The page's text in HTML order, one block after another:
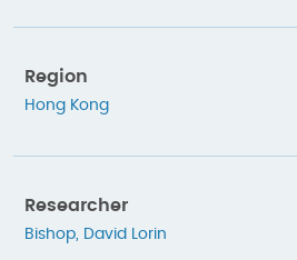
Region
Hong Kong
Researcher
Bishop, David Lorin